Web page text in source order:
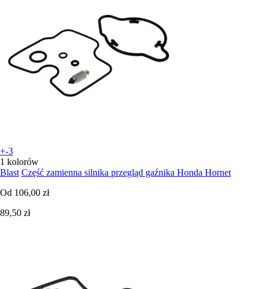
+-3
1 kolorów
Blast Część zamienna silnika przegląd gaźnika Honda Hornet
Od 106,00 zł
89,50 zł